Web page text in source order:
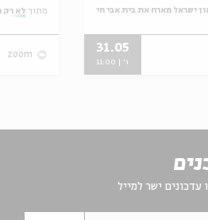
ישראל מארח את בית אבי חי
31.05
ו' | 11:00
מתוך:לא רק
zoom
עדכונים ישר למייל